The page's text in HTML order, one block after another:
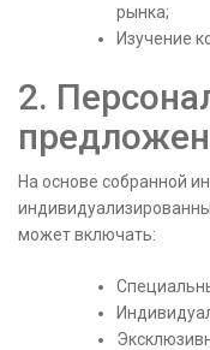
рынка;
Изучение
2.
На основе собранной
может включать: